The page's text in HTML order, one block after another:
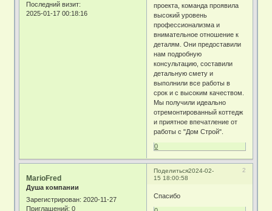
Последний визит:
2025-01-17 00:18:16
проекта, команда проявила
высокий уровень
профессионализма и
внимательное отношение к
деталям. Они предоставили
нам подробную
консультацию, составили
детальную смету и
выполнили все работы в
срок и с высоким качеством.
Мы получили идеально
отремонтированный коттедж
и приятное впечатление от
работы с "Дом Строй".
0
Поделиться 2
2024-02-
15 18:00:58
MarioFred
Душа компании
Зарегистрирован: 2020-11-27
Приглашений: 0
Спасибо